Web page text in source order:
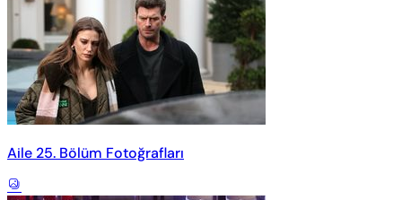
Aile 25. Bölüm Fotoğrafları